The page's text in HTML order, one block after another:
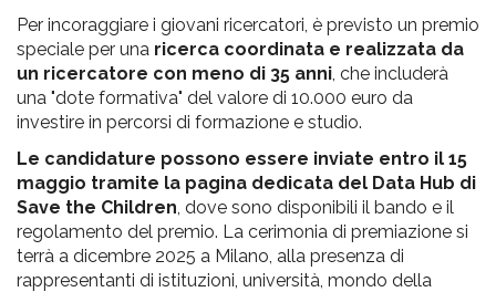
Per incoraggiare i giovani ricercatori, è previsto un premio
speciale per una ricerca coordinata e realizzata da
un ricercatore con meno di 35 anni , che includerà
una "dote formativa" del valore di 10.000 euro da
investire in percorsi di formazione e studio.
Le candidature possono essere inviate entro il 15
maggio tramite la pagina dedicata del Data Hub di
Save the Children , dove sono disponibili il bando e il
regolamento del premio. La cerimonia di premiazione si
terrà a dicembre 2025 a Milano, alla presenza di
rappresentanti di istituzioni, università, mondo della